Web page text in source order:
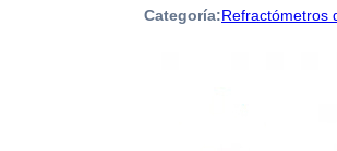
Categoría:Refractómetros